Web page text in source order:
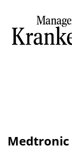
Medtronic